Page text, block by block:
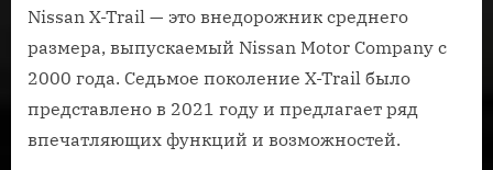
Nissan X-Trail — это внедорожник среднего
размера, выпускаемый Nissan Motor Company с
2000 года. Седьмое поколение X-Trail было
представлено в 2021 году и предлагает ряд
впечатляющих функций и возможностей.